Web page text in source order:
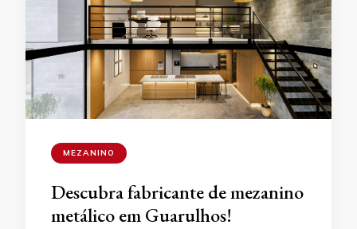
MEZANINO
Descubra fabricante de mezanino
metálico em Guarulhos!